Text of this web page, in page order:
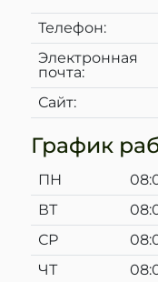
Телефон:
Электронная
почта:
Сайт:
График
ПН
ВТ
СР
ЧТ